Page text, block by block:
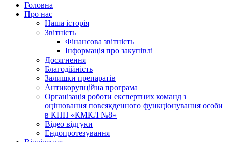
Головна
Про нас
Наша історія
Звітність
Фінансова звітність
Інформація про закупівлі
Досягнення
Благодійність
Залишки препаратів
Антикорупційна програма
Організація роботи експертних команд з
оцінювання повсякденного функціонування особи
в КНП «КМКЛ №8»
Відео відгуки
Ендопротезування